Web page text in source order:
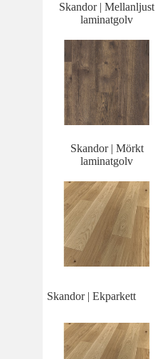
Skandor | Mellanljust
laminatgolv
Skandor | Mörkt
laminatgolv
Skandor | Ekparkett